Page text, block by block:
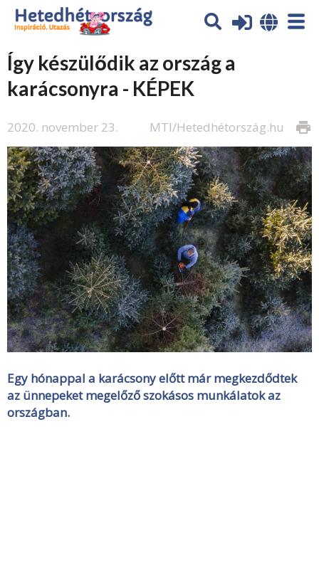
Így készülődik az ország a
karácsonyra - KÉPEK
2020. november 23. print
MTI/Hetedhétország.hu
Egy hónappal a karácsony előtt már megkezdődtek
az ünnepeket megelőző szokásos munkálatok az
országban.